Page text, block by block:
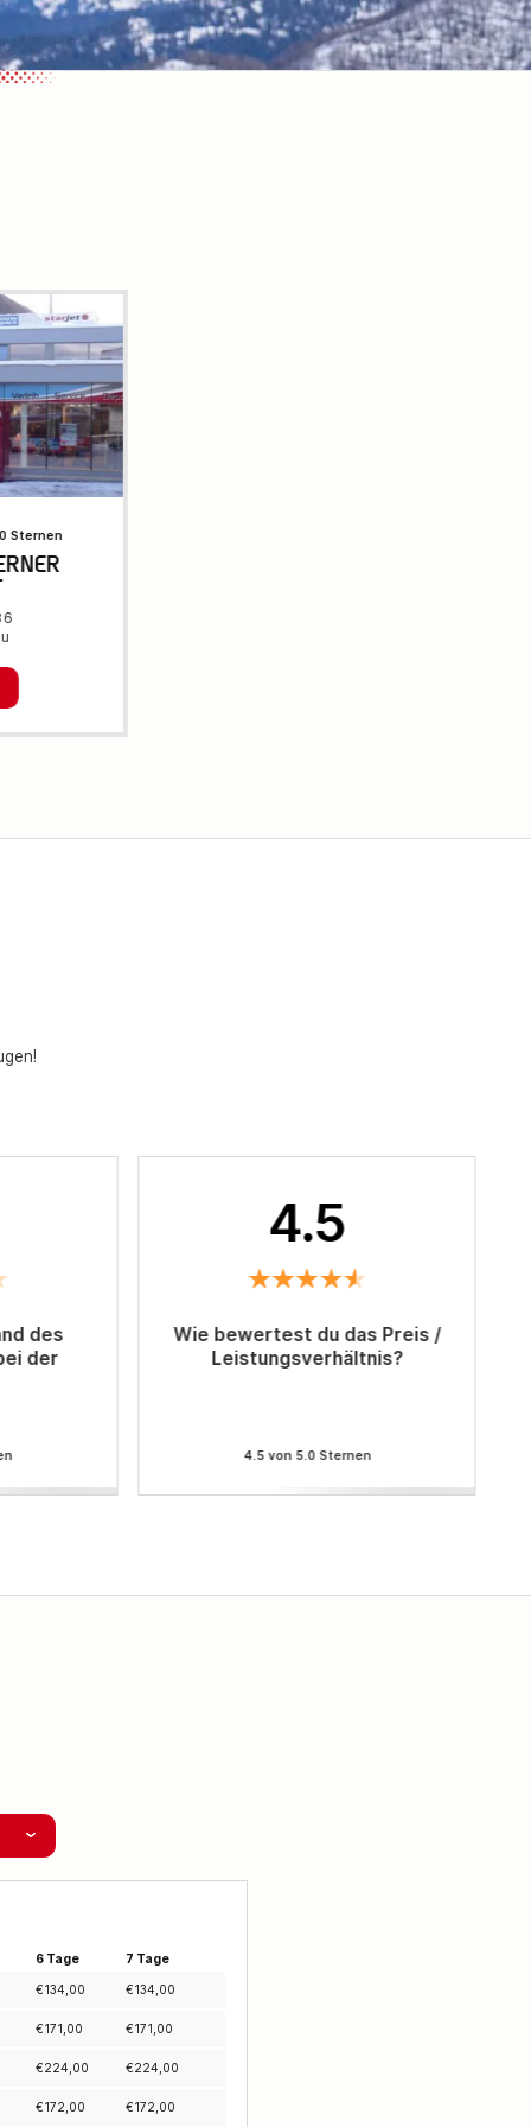
Sternen
des
der
4.5
Wie bewertest du das Preis /
Leistungsverhältnis?
4.5 von 5.0 Sternen
6 Tage 7 Tage
€134,00 €134,00
€171,00 €171,00
€224,00 €224,00
€172,00 €172,00